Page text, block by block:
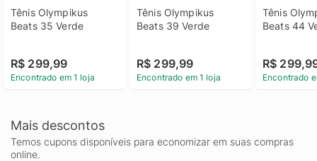
Tênis Olympikus
Beats 35 Verde
R$ 299,99
Encontrado em 1 loja
Tênis Olympikus
Beats 39 Verde
R$ 299,99
Encontrado em 1 loja
Tênis
Beats 44
R$
Encontrado
Mais descontos
Temos cupons disponíveis para economizar em suas compras
online.